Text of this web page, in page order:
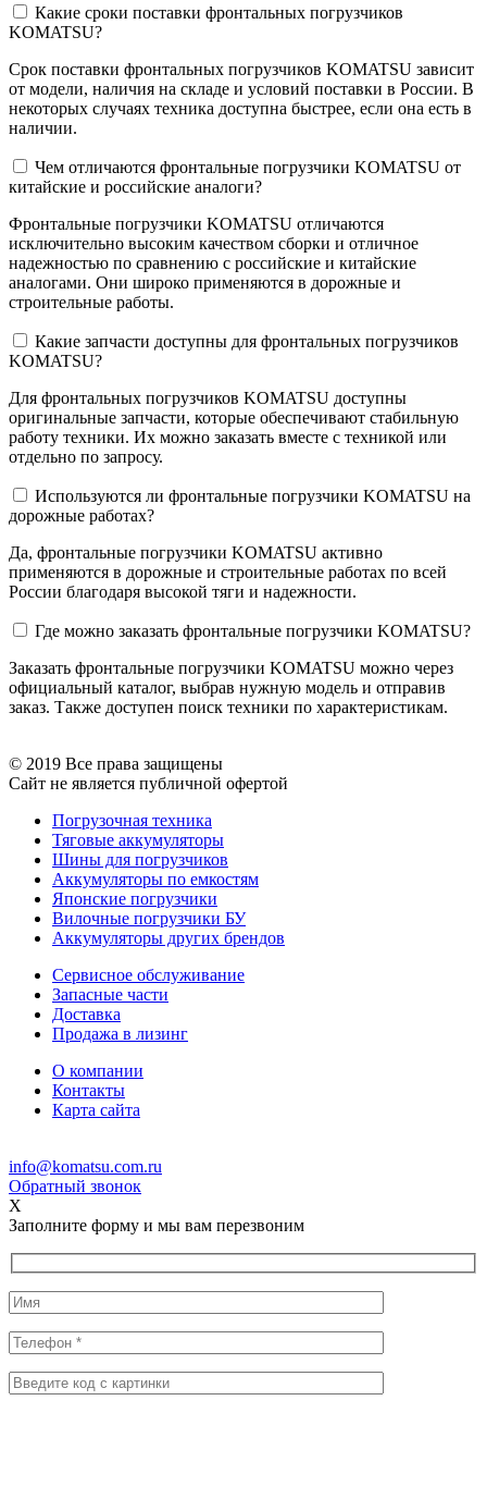
Какие сроки поставки фронтальных погрузчиков
KOMATSU?
Срок поставки фронтальных погрузчиков KOMATSU зависит
от модели, наличия на складе и условий поставки в России. В
некоторых случаях техника доступна быстрее, если она есть в
наличии.
Чем отличаются фронтальные погрузчики KOMATSU от
китайские и российские аналоги?
Фронтальные погрузчики KOMATSU отличаются
исключительно высоким качеством сборки и отличное
надежностью по сравнению с российские и китайские
аналогами. Они широко применяются в дорожные и
строительные работы.
Какие запчасти доступны для фронтальных погрузчиков
KOMATSU?
Для фронтальных погрузчиков KOMATSU доступны
оригинальные запчасти, которые обеспечивают стабильную
работу техники. Их можно заказать вместе с техникой или
отдельно по запросу.
Используются ли фронтальные погрузчики KOMATSU на
дорожные работах?
Да, фронтальные погрузчики KOMATSU активно
применяются в дорожные и строительные работах по всей
России благодаря высокой тяги и надежности.
Где можно заказать фронтальные погрузчики KOMATSU?
Заказать фронтальные погрузчики KOMATSU можно через
официальный каталог, выбрав нужную модель и отправив
заказ. Также доступен поиск техники по характеристикам.
© 2019 Все права защищены
Сайт не является публичной офертой
Погрузочная техника
Тяговые аккумуляторы
Шины для погрузчиков
Аккумуляторы по емкостям
Японские погрузчики
Вилочные погрузчики БУ
Аккумуляторы других брендов
Сервисное обслуживание
Запасные части
Доставка
Продажа в лизинг
О компании
Контакты
Карта сайта
info@komatsu.com.ru
Обратный звонок
X
Заполните форму и мы вам перезвоним